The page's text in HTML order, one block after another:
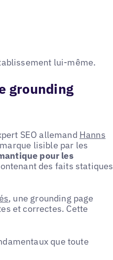
lui-même.
grounding
SEO allemand Hanns
lisible par les
pour les
des faits statiques
, une grounding page
et correctes. Cette
que toute